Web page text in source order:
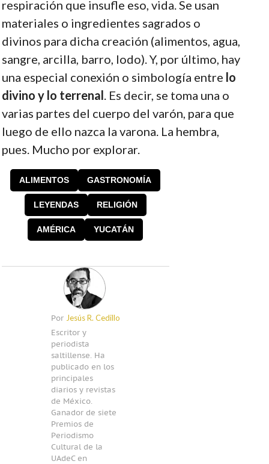
respiración que insufle eso, vida. Se usan
materiales o ingredientes sagrados o
divinos para dicha creación (alimentos, agua,
sangre, arcilla, barro, lodo). Y, por último, hay
una especial conexión o simbología entre lo
divino y lo terrenal . Es decir, se toma una o
varias partes del cuerpo del varón, para que
luego de ello nazca la varona. La hembra,
pues. Mucho por explorar.
ALIMENTOS GASTRONOMÍA
LEYENDAS RELIGIÓN
AMÉRICA YUCATÁN
Por Jesús R. Cedillo
Escritor y
periodista
saltillense. Ha
publicado en los
principales
diarios y revistas
de México.
Ganador de siete
Premios de
Periodismo
Cultural de la
UAdeC en